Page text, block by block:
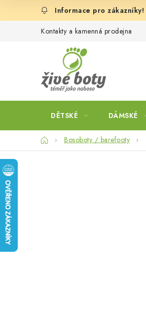
Kontakty a kamenná prodejna
DĚTSKÉ DÁMSKÉ
DomůBosoboty / barefooty